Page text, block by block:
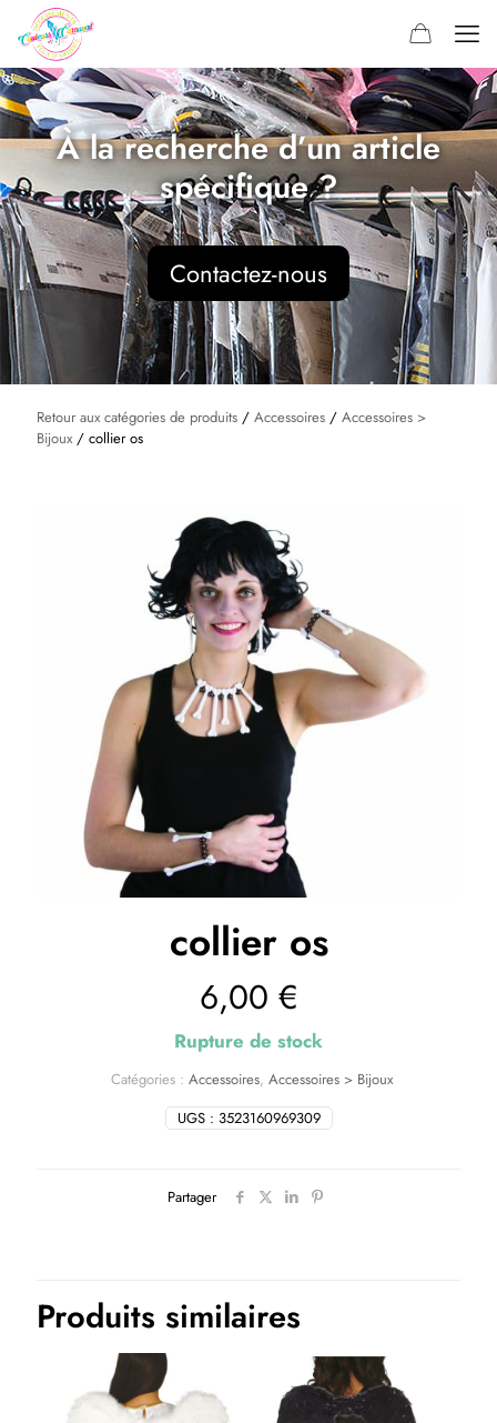
À la recherche d’un article
spécifique ?
Contactez-nous
Retour aux catégories de produits / Accessoires / Accessoires >
Bijoux / collier os
collier os
6,00 €
Rupture de stock
UGS : 3523160969309
Catégories : Accessoires, Accessoires > Bijoux
Partager
Produits similaires